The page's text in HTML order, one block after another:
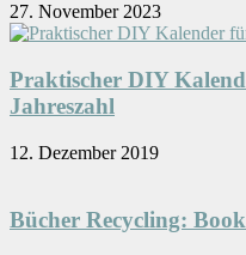
27. November 2023
Praktischer DIY
Jahreszahl
12. Dezember 2019
Bücher Recycling: